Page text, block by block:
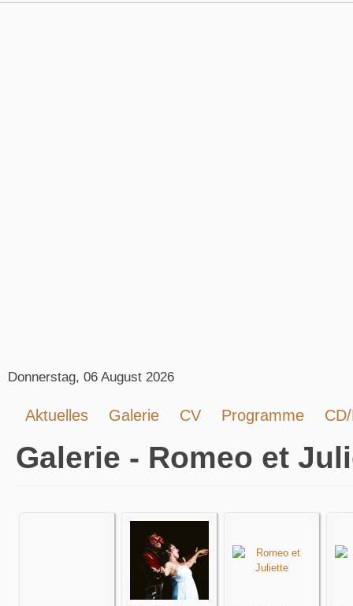
Donnerstag, 06 August 2026
Aktuelles Galerie CV Programme
Galerie - Romeo et